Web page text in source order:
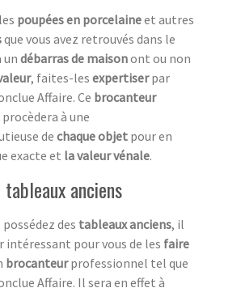
poupées en porcelaineet autres
que vous avez retrouvés dans le
un débarras de maisonont ou non
, faites-les expertiserpar
Affaire. Ce brocanteur
à une
de chaque objet pour en
exacte et la valeur vénale.
anciens
des tableaux anciens, il
intéressant pour vous de les faire
brocanteurprofessionnel tel que
Affaire. Il sera en effet à